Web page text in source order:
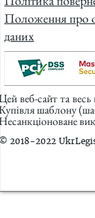
Положення про
даних
веб-сайт та
шаблону
2018-2022